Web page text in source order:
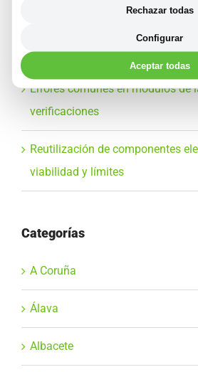
Medioambiente
Errores comunes en módulos de
verificaciones
Reutilización de componentes
viabilidad y límites
Categorías
A Coruña
Álava
Albacete
Rechazar todas
Configurar
Aceptar todas